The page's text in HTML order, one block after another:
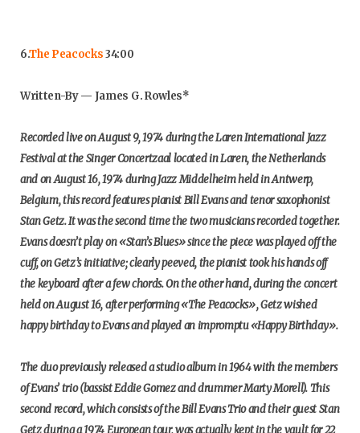
6.The Peacocks34:00
Written-By — James G. Rowles*
Recorded live on August 9, 1974 during the Laren International Jazz
Festival at the Singer Concertzaal located in Laren, the Netherlands
and on August 16, 1974 during Jazz Middelheim held in Antwerp,
Belgium, this record features pianist Bill Evans and tenor saxophonist
Stan Getz. It was the second time the two musicians recorded together.
Evans doesn’t play on «Stan’s Blues» since the piece was played off the
cuff, on Getz’s initiative; clearly peeved, the pianist took his hands off
the keyboard after a few chords. On the other hand, during the concert
held on August 16, after performing «The Peacocks», Getz wished
happy birthday to Evans and played an impromptu «Happy Birthday».
The duo previously released a studio album in 1964 with the members
of Evans’ trio (bassist Eddie Gomez and drummer Marty Morell). This
second record, which consists of the Bill Evans Trio and their guest Stan
Getz during a 1974 European tour, was actually kept in the vault for 22